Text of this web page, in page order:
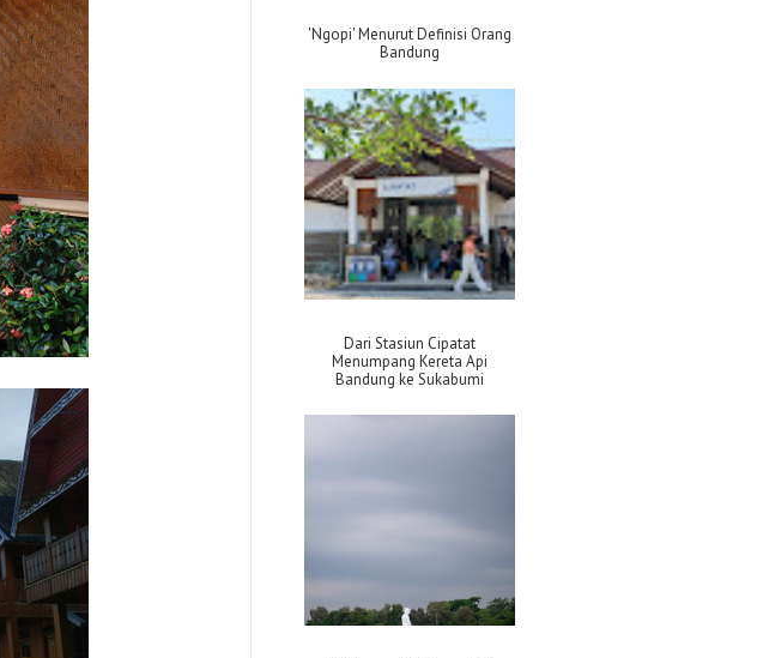
'Ngopi' Menurut Definisi Orang
Bandung
Dari Stasiun Cipatat
Menumpang Kereta Api
Bandung ke Sukabumi